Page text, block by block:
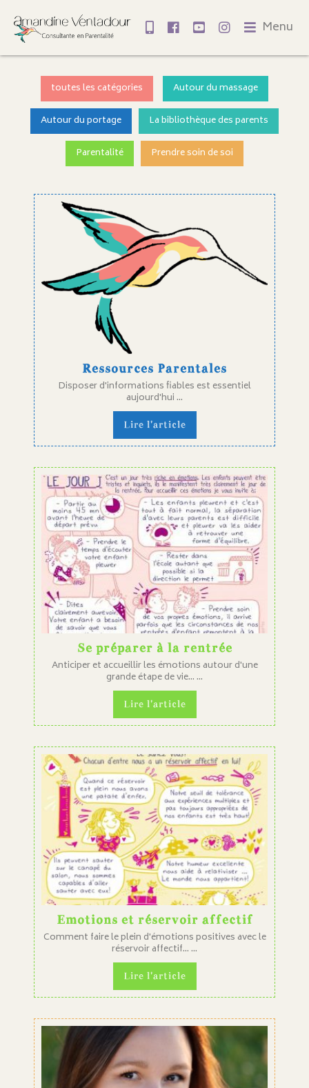
Menu
toutes les catégories Autour du massage
Autour du portage La bibliothèque des parents
Parentalité Prendre soin de soi
Ressources Parentales
Disposer d'informations fiables est essentiel
aujourd'hui ...
Lire l'article
Se préparer à la rentrée
Anticiper et accueillir les émotions autour d'une
grande étape de vie... ...
Lire l'article
Emotions et réservoir affectif
Comment faire le plein d'émotions positives avec le
réservoir affectif... ...
Lire l'article